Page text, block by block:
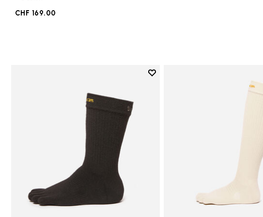
CHF 169.00
Add to wishlist